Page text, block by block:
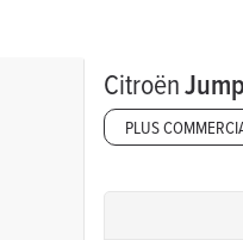
Citroën
PLUS